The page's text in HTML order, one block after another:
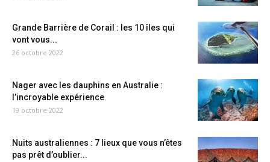
Grande Barrière de Corail : les 10 îles qui
vont vous...
26 octobre 2022
Nager avec les dauphins en Australie :
l’incroyable expérience
19 octobre 2022
Nuits australiennes : 7 lieux que vous n’êtes
pas prêt d’oublier...